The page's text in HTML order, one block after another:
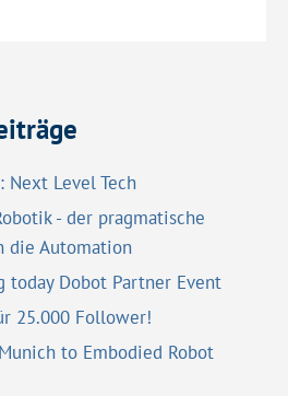
Next Level Tech
- der pragmatische
die Automation
today Dobot Partner Event
25.000 Follower!
to Embodied Robot